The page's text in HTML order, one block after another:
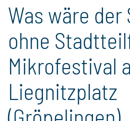
Was wäre der
ohne
Mikrofestival
Liegnitzplatz